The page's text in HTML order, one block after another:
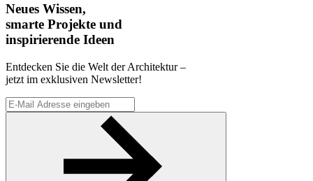
Neues Wissen,
smarte Projekte und
inspirierende Ideen
Entdecken Sie die Welt der Architektur –
jetzt im exklusiven Newsletter!